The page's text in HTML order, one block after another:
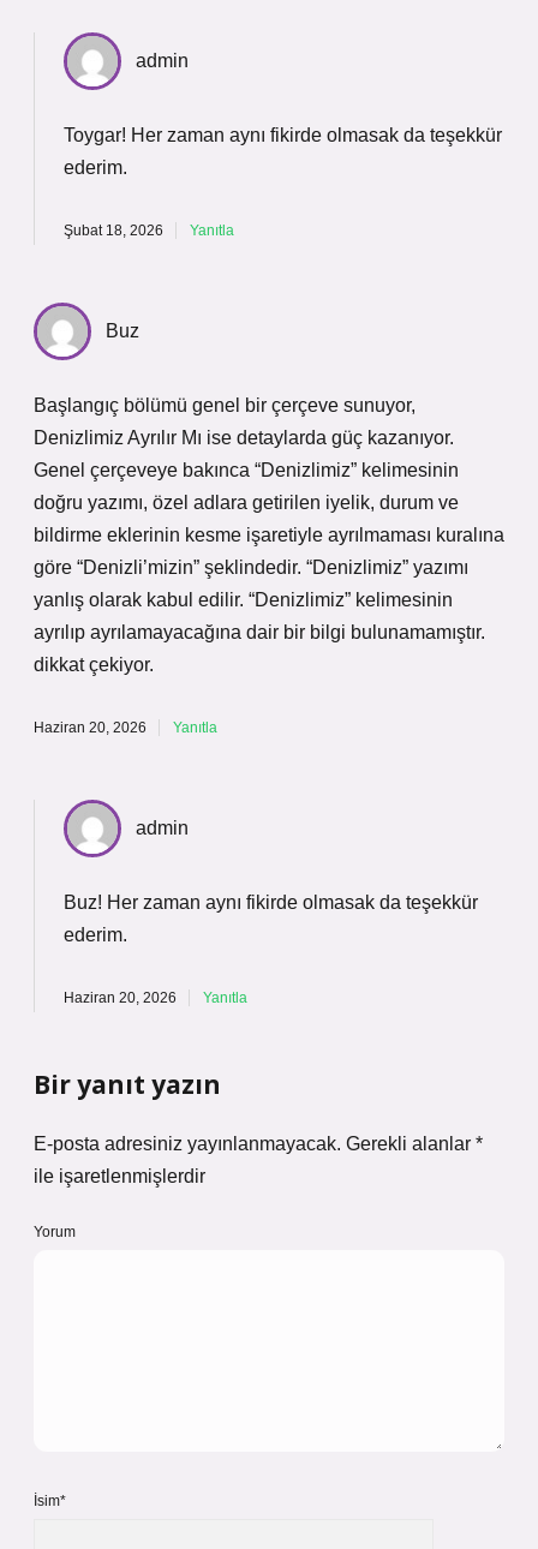
admin
Toygar! Her zaman aynı fikirde olmasak da teşekkür
ederim.
Şubat 18, 2026 Yanıtla
Buz
Başlangıç bölümü genel bir çerçeve sunuyor,
Denizlimiz Ayrılır Mı ise detaylarda güç kazanıyor.
Genel çerçeveye bakınca “Denizlimiz” kelimesinin
doğru yazımı, özel adlara getirilen iyelik, durum ve
bildirme eklerinin kesme işaretiyle ayrılmaması kuralına
göre “Denizli’mizin” şeklindedir. “Denizlimiz” yazımı
yanlış olarak kabul edilir. “Denizlimiz” kelimesinin
ayrılıp ayrılamayacağına dair bir bilgi bulunamamıştır.
dikkat çekiyor.
Haziran 20, 2026 Yanıtla
admin
Buz! Her zaman aynı fikirde olmasak da teşekkür
ederim.
Haziran 20, 2026 Yanıtla
Bir yanıt yazın
E-posta adresiniz yayınlanmayacak. Gerekli alanlar *
ile işaretlenmişlerdir
Yorum
İsim*